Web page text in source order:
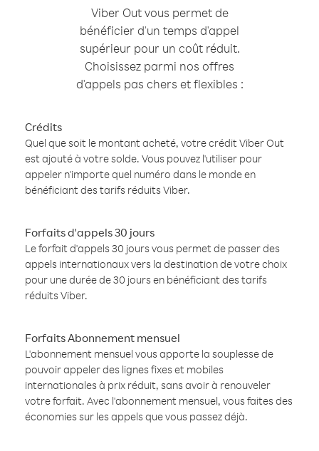
Viber Out vous permet de
bénéficier d'un temps d'appel
supérieur pour un coût réduit.
Choisissez parmi nos offres
d'appels pas chers et flexibles :
Crédits
Quel que soit le montant acheté, votre crédit Viber Out
est ajouté à votre solde. Vous pouvez l'utiliser pour
appeler n'importe quel numéro dans le monde en
bénéficiant des tarifs réduits Viber.
Forfaits d'appels 30 jours
Le forfait d'appels 30 jours vous permet de passer des
appels internationaux vers la destination de votre choix
pour une durée de 30 jours en bénéficiant des tarifs
réduits Viber.
Forfaits Abonnement mensuel
L'abonnement mensuel vous apporte la souplesse de
pouvoir appeler des lignes fixes et mobiles
internationales à prix réduit, sans avoir à renouveler
votre forfait. Avec l'abonnement mensuel, vous faites des
économies sur les appels que vous passez déjà.